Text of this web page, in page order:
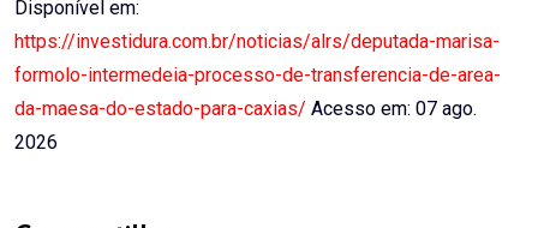
Disponível em:
https://investidura.com.br/noticias/alrs/deputada-marisa-
formolo-intermedeia-processo-de-transferencia-de-area-
da-maesa-do-estado-para-caxias/ Acesso em: 07 ago.
2026